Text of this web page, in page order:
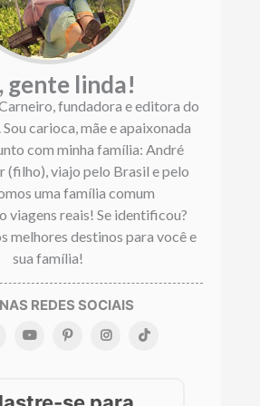
gente linda!
fundadora e editora do
carioca, mãe e apaixonada
com minha família: André
(filho), viajo pelo Brasil e pelo
uma família comum
viagens reais! Se identificou?
melhores destinos para você e
sua família!